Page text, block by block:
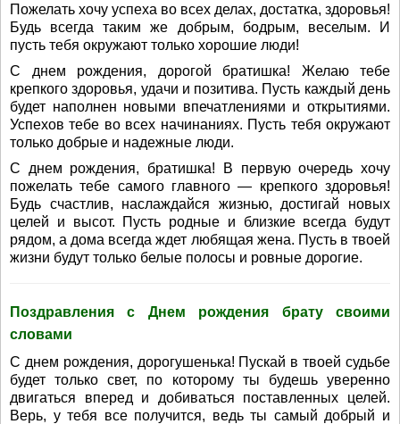
Пожелать хочу успеха во всех делах, достатка, здоровья!
Будь всегда таким же добрым, бодрым, веселым. И
пусть тебя окружают только хорошие люди!
С днем рождения, дорогой братишка! Желаю тебе
крепкого здоровья, удачи и позитива. Пусть каждый день
будет наполнен новыми впечатлениями и открытиями.
Успехов тебе во всех начинаниях. Пусть тебя окружают
только добрые и надежные люди.
С днем рождения, братишка! В первую очередь хочу
пожелать тебе самого главного — крепкого здоровья!
Будь счастлив, наслаждайся жизнью, достигай новых
целей и высот. Пусть родные и близкие всегда будут
рядом, а дома всегда ждет любящая жена. Пусть в твоей
жизни будут только белые полосы и ровные дорогие.
Поздравления с Днем рождения брату своими
словами
С днем рождения, дорогушенька! Пускай в твоей судьбе
будет только свет, по которому ты будешь уверенно
двигаться вперед и добиваться поставленных целей.
Верь, у тебя все получится, ведь ты самый добрый и